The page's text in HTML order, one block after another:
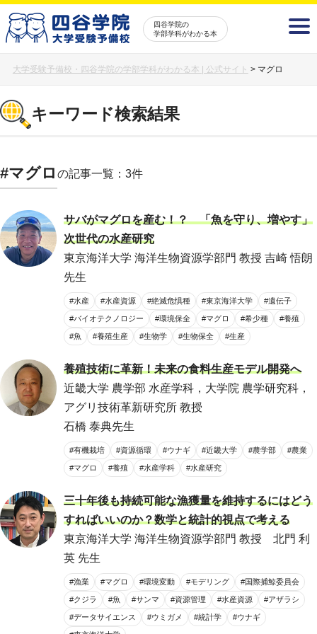
四谷学院の
学部学科がわかる本
大学受験予備校・四谷学院の学部学科がわかる本 | 公式サイト > マグロ
キーワード検索結果
#マグロ の記事一覧：3件
サバがマグロを産む！？ 「魚を守り、増やす」
次世代の水産研究
東京海洋大学 海洋生物資源学部門 教授 吉崎 悟朗
先生
#水産 #水産資源 #絶滅危惧種 #東京海洋大学 #遺伝子
#バイオテクノロジー #環境保全 #マグロ #希少種 #養殖
#魚 #養殖生産 #生物学 #生物保全 #生産
養殖技術に革新！未来の食料生産モデル開発へ
近畿大学 農学部 水産学科，大学院 農学研究科，
アグリ技術革新研究所 教授
石橋 泰典先生
#有機栽培 #資源循環 #ウナギ #近畿大学 #農学部 #農業
#マグロ #養殖 #水産学科 #水産研究
三十年後も持続可能な漁獲量を維持するにはどう
すればいいのか？数学と統計的視点で考える
東京海洋大学 海洋生物資源学部門 教授 北門 利
英 先生
#漁業 #マグロ #環境変動 #モデリング #国際捕鯨委員会
#クジラ #魚 #サンマ #資源管理 #水産資源 #アザラシ
#データサイエンス #ウミガメ #統計学 #ウナギ